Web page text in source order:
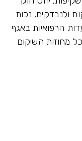
ולנבדקים, נכות
הרפואיות באגף
מחוזות השיקום